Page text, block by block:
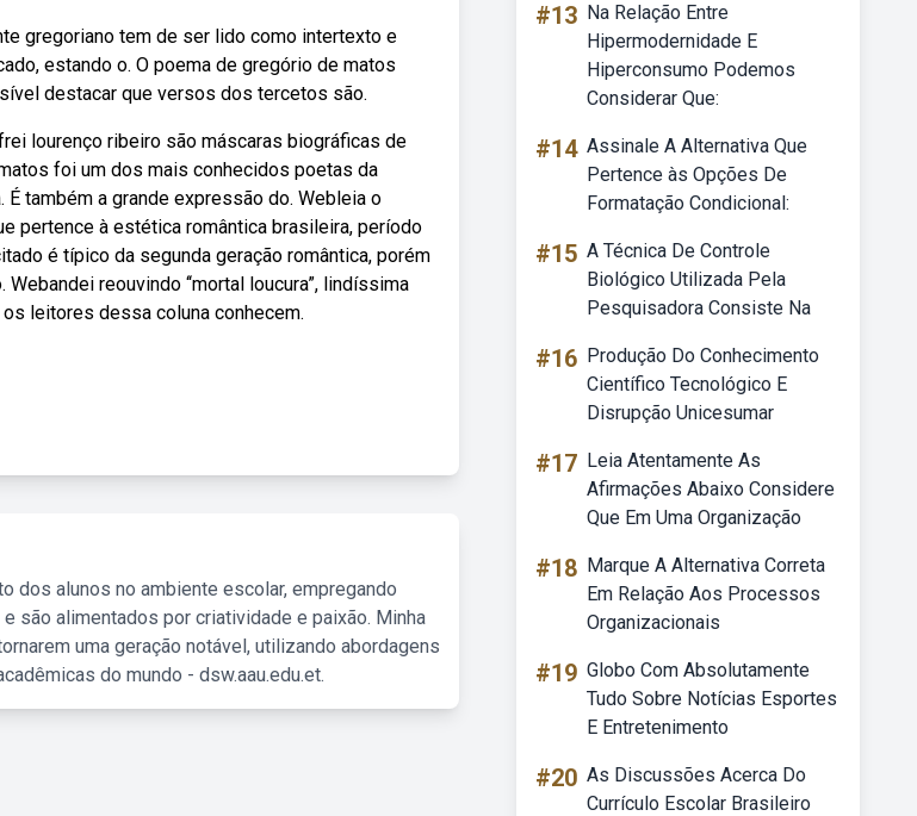
gregoriano tem de ser lido como intertexto e
estando o. O poema de gregório de matos
destacar que versos dos tercetos são.
lourenço ribeiro são máscaras biográficas de
foi um dos mais conhecidos poetas da
também a grande expressão do. Webleia o
pertence à estética romântica brasileira, período
é típico da segunda geração romântica, porém
reouvindo ‘‘mortal loucura”, lindíssima
leitores dessa coluna conhecem.
dos alunos no ambiente escolar, empregando
são alimentados por criatividade e paixão. Minha
uma geração notável, utilizando abordagens
do mundo - dsw.aau.edu.et.
#13 Na Relação Entre
Hipermodernidade E
Hiperconsumo Podemos
Considerar Que:
#14 Assinale A Alternativa Que
Pertence às Opções De
Formatação Condicional:
#15 A Técnica De Controle
Biológico Utilizada Pela
Pesquisadora Consiste Na
#16 Produção Do Conhecimento
Científico Tecnológico E
Disrupção Unicesumar
#17 Leia Atentamente As
Afirmações Abaixo Considere
Que Em Uma Organização
#18 Marque A Alternativa Correta
Em Relação Aos Processos
Organizacionais
#19 Globo Com Absolutamente
Tudo Sobre Notícias Esportes
E Entretenimento
#20 As Discussões Acerca Do
Currículo Escolar Brasileiro